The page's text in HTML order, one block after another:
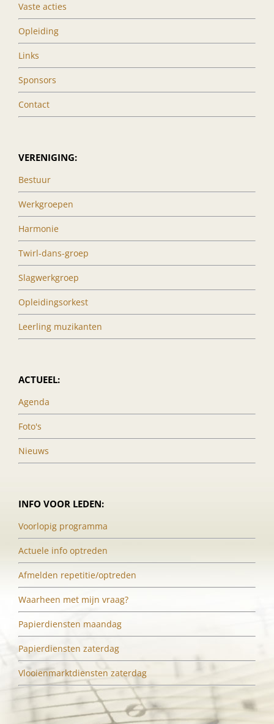
Vaste acties
Opleiding
Links
Sponsors
Contact
VERENIGING:
Bestuur
Werkgroepen
Harmonie
Twirl-dans-groep
Slagwerkgroep
Opleidingsorkest
Leerling muzikanten
ACTUEEL:
Agenda
Foto's
Nieuws
INFO VOOR LEDEN:
Voorlopig programma
Actuele info optreden
Afmelden repetitie/optreden
Waarheen met mijn vraag?
Papierdiensten maandag
Papierdiensten zaterdag
Vlooienmarktdiensten zaterdag